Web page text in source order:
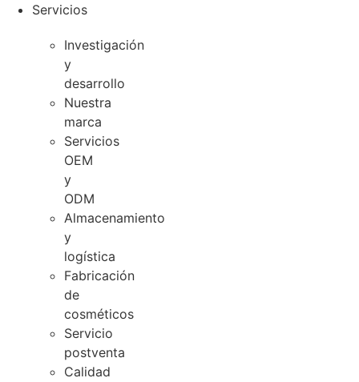
Servicios
Investigación
y
desarrollo
Nuestra
marca
Servicios
OEM
y
ODM
Almacenamiento
y
logística
Fabricación
de
cosméticos
Servicio
postventa
Calidad